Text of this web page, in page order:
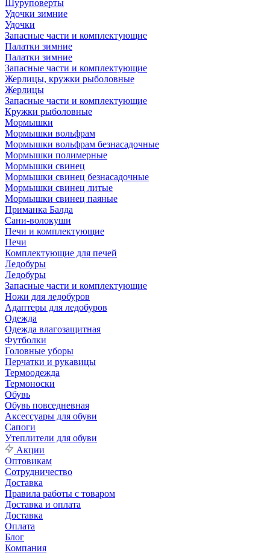
Шуруповерты
Удочки зимние
Удочки
Запасные части и комплектующие
Палатки зимние
Палатки зимние
Запасные части и комплектующие
Жерлицы, кружки рыболовные
Жерлицы
Запасные части и комплектующие
Кружки рыболовные
Мормышки
Мормышки вольфрам
Мормышки вольфрам безнасадочные
Мормышки полимерные
Мормышки свинец
Мормышки свинец безнасадочные
Мормышки свинец литые
Мормышки свинец паяные
Приманка Балда
Сани-волокуши
Печи и комплектующие
Печи
Комплектующие для печей
Ледобуры
Ледобуры
Запасные части и комплектующие
Ножи для ледобуров
Адаптеры для ледобуров
Одежда
Одежда влагозащитная
Футболки
Головные уборы
Перчатки и рукавицы
Термоодежда
Термоноски
Обувь
Обувь повседневная
Аксессуары для обуви
Сапоги
Утеплители для обуви
Акции
Оптовикам
Сотрудничество
Доставка
Правила работы с товаром
Доставка и оплата
Доставка
Оплата
Блог
Компания